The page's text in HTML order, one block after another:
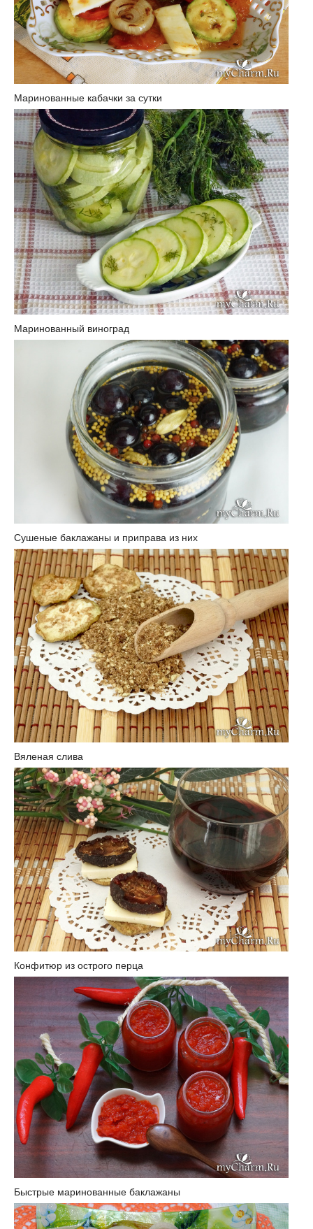
Маринованные кабачки за сутки
Маринованный виноград
Сушеные баклажаны и приправа из них
Вяленая слива
Конфитюр из острого перца
Быстрые маринованные баклажаны